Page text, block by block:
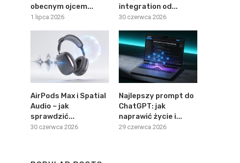
obecnym ojcem...
1 lipca 2026
integration od...
30 czerwca 2026
AirPods Max i Spatial
Audio – jak
sprawdzić...
30 czerwca 2026
Najlepszy prompt do
ChatGPT: jak
naprawić życie i...
29 czerwca 2026